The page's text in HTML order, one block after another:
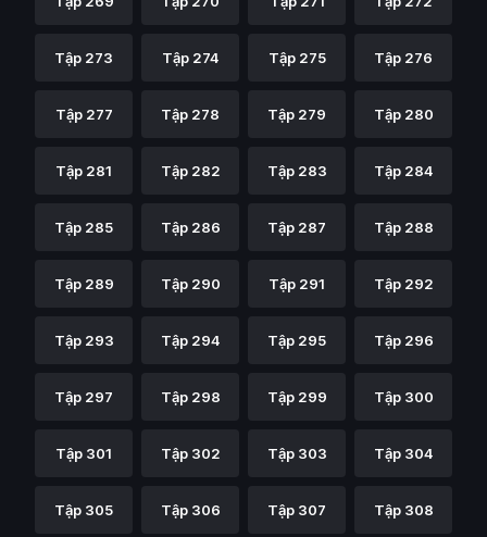
Tập 273 Tập 274 Tập 275 Tập 276
Tập 277 Tập 278 Tập 279 Tập 280
Tập 281 Tập 282 Tập 283 Tập 284
Tập 285 Tập 286 Tập 287 Tập 288
Tập 289 Tập 290 Tập 291 Tập 292
Tập 293 Tập 294 Tập 295 Tập 296
Tập 297 Tập 298 Tập 299 Tập 300
Tập 301 Tập 302 Tập 303 Tập 304
Tập 305 Tập 306 Tập 307 Tập 308